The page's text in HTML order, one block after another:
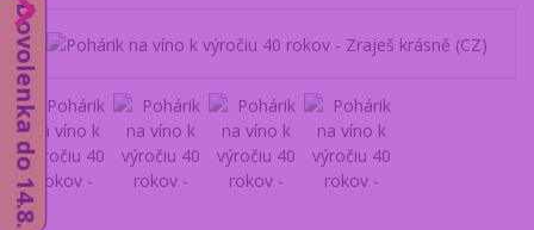
Dovolenka do 14.8.